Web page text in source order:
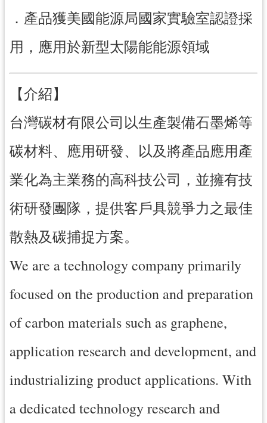
青
資
源
基
介
關
結
政
府
資
訊
公
開
首
網
導
．產品獲美國能源局國家實驗室認證採
用，應用於新型太陽能能源領域
【介紹】
台灣碳材有限公司以生產製備石墨烯等
碳材料、應用研發、以及將產品應用產
業化為主業務的高科技公司，並擁有技
術研發團隊，提供客戶具競爭力之最佳
散熱及碳捕捉方案。
We are a technology company primarily
focused on the production and preparation
of carbon materials such as graphene,
application research and development, and
industrializing product applications. With
a dedicated technology research and